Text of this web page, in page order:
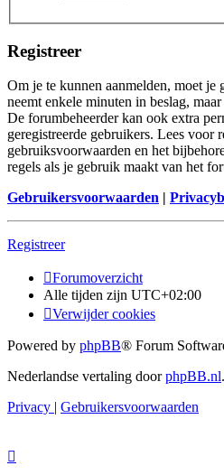
Registreer
Om je te kunnen aanmelden, moet je
neemt enkele minuten in beslag,
De forumbeheerder kan ook extra
geregistreerde gebruikers. Lees voor
gebruiksvoorwaarden en het
regels als je gebruik maakt van het
Gebruikersvoorwaarden |
Registreer
Forumoverzicht
Alle tijden zijn UTC+02:00
Verwijder cookies
Powered by phpBB® Forum
Nederlandse vertaling doorphpBB.nl.
Privacy | Gebruikersvoorwaarden